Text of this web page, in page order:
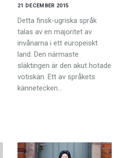
21 DECEMBER 2015
Detta finsk-ugriska språk
talas av en majoritet av
invånarna i ett europeiskt
land. Den närmaste
släktingen är den akut hotade
votiskan. Ett av språkets
kännetecken…